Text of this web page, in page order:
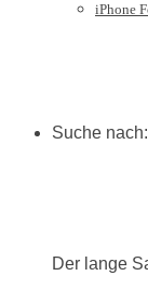
iPhone
Suche nach:
Der lange